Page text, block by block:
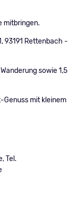
mitbringen.
93191 Rettenbach -
sowie 1,5
mit kleinem
Tel.